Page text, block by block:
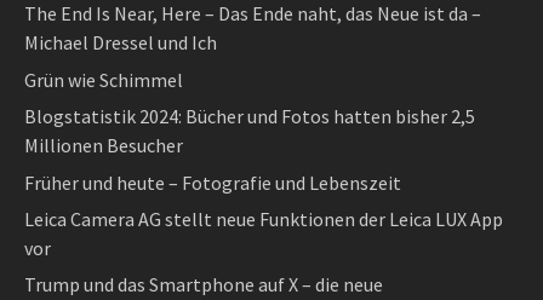
The End Is Near, Here – Das Ende naht, das Neue ist da –
Michael Dressel und Ich
Grün wie Schimmel
Blogstatistik 2024: Bücher und Fotos hatten bisher 2,5
Millionen Besucher
Früher und heute – Fotografie und Lebenszeit
Leica Camera AG stellt neue Funktionen der Leica LUX App
vor
Trump und das Smartphone auf X – die neue